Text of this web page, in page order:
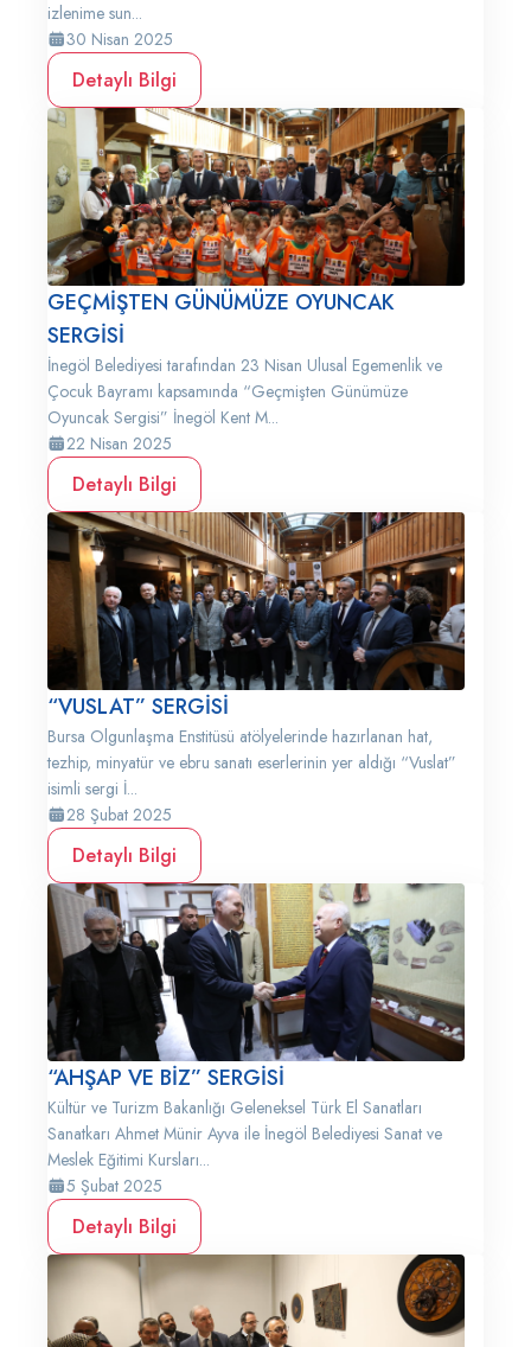
izlenime sun...
30 Nisan 2025
Detaylı Bilgi
GEÇMİŞTEN GÜNÜMÜZE OYUNCAK
SERGİSİ
İnegöl Belediyesi tarafından 23 Nisan Ulusal Egemenlik ve
Çocuk Bayramı kapsamında “Geçmişten Günümüze
Oyuncak Sergisi” İnegöl Kent M...
22 Nisan 2025
Detaylı Bilgi
“VUSLAT” SERGİSİ
Bursa Olgunlaşma Enstitüsü atölyelerinde hazırlanan hat,
tezhip, minyatür ve ebru sanatı eserlerinin yer aldığı “Vuslat”
isimli sergi İ...
28 Şubat 2025
Detaylı Bilgi
“AHŞAP VE BİZ” SERGİSİ
Kültür ve Turizm Bakanlığı Geleneksel Türk El Sanatları
Sanatkarı Ahmet Münir Ayva ile İnegöl Belediyesi Sanat ve
Meslek Eğitimi Kursları...
5 Şubat 2025
Detaylı Bilgi